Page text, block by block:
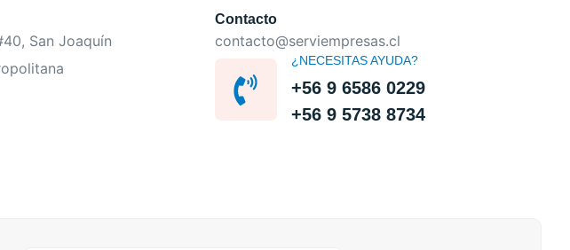
San Joaquín
Contacto
contacto@serviempresas.cl
¿NECESITAS AYUDA?
+56 9 6586 0229
+56 9 5738 8734